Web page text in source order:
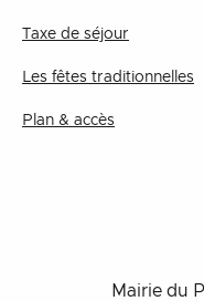
Taxe de séjour
Les fêtes traditionnelles
Plan & accès
Mairie du